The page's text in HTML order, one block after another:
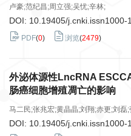
卢豪;范纪昌;周立强;吴忧;辛林;
DOI: 10.19405/j.cnki.issn1000-
PDF(0) 浏览(2479)
外泌体源性LncRNA
肠癌细胞增殖凋亡的影响
马二民;张兆宏;黄晶晶;刘翔;赤更;刘磊;
DOI: 10.19405/j.cnki.issn1000-